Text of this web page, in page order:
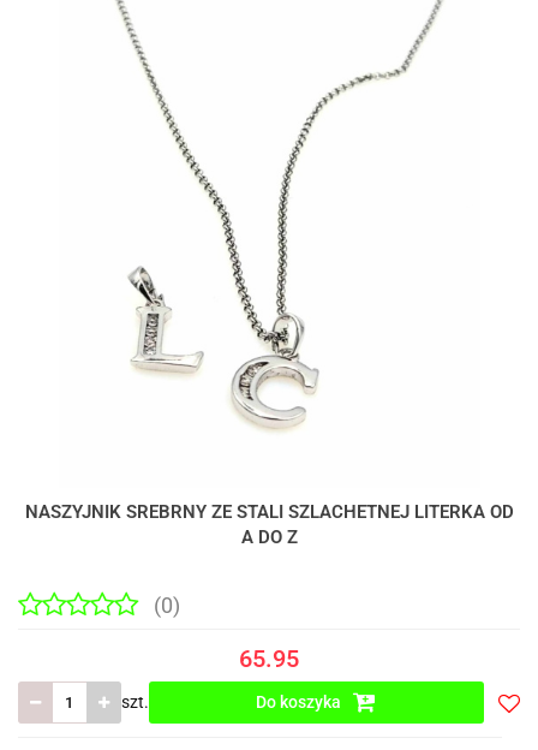
NASZYJNIK SREBRNY ZE STALI SZLACHETNEJ LITERKA OD
A DO Z
(0)
65.95
szt. Do koszyka